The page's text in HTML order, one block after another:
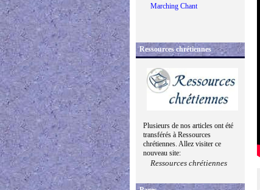
Marching Chant
Ressources chrétiennes
Plusieurs de nos articles ont été
transférés à Ressources
chrétiennes. Allez visiter ce
nouveau site:
Ressources chrétiennes